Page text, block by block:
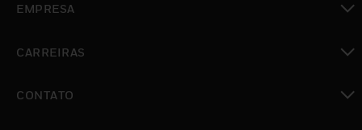
EMPRESA
CARREIRAS
CONTATO